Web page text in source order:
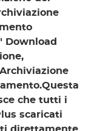
Download
Archiviazione
che tutti i
scaricati
direttamente